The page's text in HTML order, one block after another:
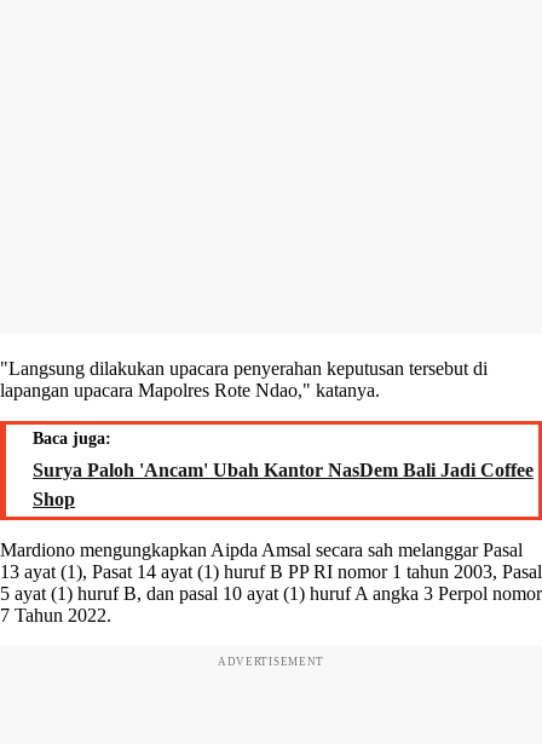
"Langsung dilakukan upacara penyerahan keputusan tersebut di
lapangan upacara Mapolres Rote Ndao," katanya.
Baca juga:
Surya Paloh 'Ancam' Ubah Kantor NasDem Bali Jadi Coffee
Shop
Mardiono mengungkapkan Aipda Amsal secara sah melanggar Pasal
13 ayat (1), Pasat 14 ayat (1) huruf B PP RI nomor 1 tahun 2003, Pasal
5 ayat (1) huruf B, dan pasal 10 ayat (1) huruf A angka 3 Perpol nomor
7 Tahun 2022.
ADVERTISEMENT